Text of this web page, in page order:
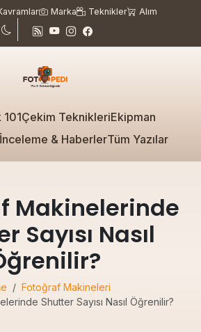
Marka Teknikler Alım
101Çekim TeknikleriEkipman
İnceleme & HaberlerTüm Yazılar
Makinelerinde
Sayısı Nasıl
Fotoğraf Makineleri
Shutter Sayısı Nasıl Öğrenilir?